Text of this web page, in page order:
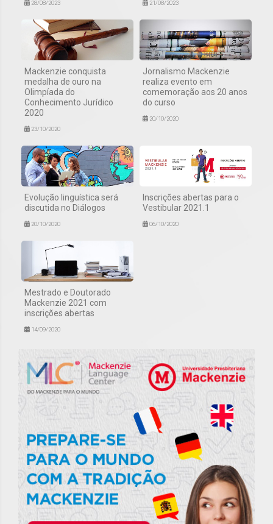
28/08/2023 21/08/2023
Mackenzie conquista
medalha de ouro na
Olimpíada do
Conhecimento Jurídico
2020
23/10/2020
Jornalismo Mackenzie
realiza evento em
comemoração aos 20 anos
do curso
20/10/2020
Evolução linguística será
discutida no Diálogos
20/10/2020
Inscrições abertas para o
Vestibular 2021.1
06/10/2020
Mestrado e Doutorado
Mackenzie 2021 com
inscrições abertas
14/09/2020